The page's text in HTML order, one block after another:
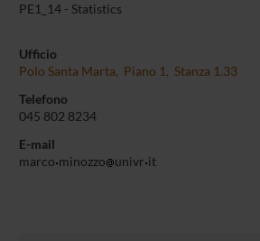
PE1_14 - Statistics
Ufficio
Polo Santa Marta, Piano 1, Stanza 1.33
Telefono
045 802 8234
E-mail
marco minozzo univr it